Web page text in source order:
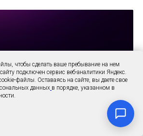
чтобы сделать ваше пребывание на нем
подключен сервис веб-аналитики Яндекс.
файлы. Оставаясь на сайте, вы даете свое
данных в порядке, указанном в